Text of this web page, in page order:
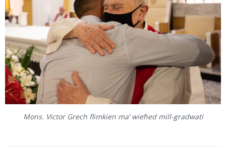
Mons. Victor Grech flimkien ma’ wieħed mill-gradwati